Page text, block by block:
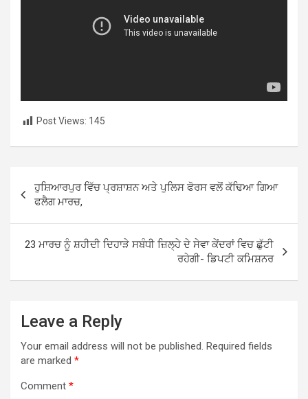
Post Views: 145
Post
navigation
ਹੁਸ਼ਿਆਰਪੁਰ ਵਿੱਚ ਪ੍ਰਸ਼ਾਸ਼ਨ ਅਤੇ ਪੁਲਿਸ ਫੋਰਸ ਵਲੋਂ ਕੱਢਿਆ ਗਿਆ
ਫਲੈਗ ਮਾਰਚ,
23 ਮਾਰਚ ਨੂੰ ਸ਼ਹੀਦੀ ਦਿਹਾੜੇ ਸਬੰਧੀ ਜ਼ਿਲ੍ਹੇ ਦੇ ਸੇਵਾ ਕੇਂਦਰਾਂ ਵਿਚ ਛੁੱਟੀ
ਰਹੇਗੀ- ਡਿਪਟੀ ਕਮਿਸ਼ਨਰ
Leave a Reply
Your email address will not be published. Required fields
are marked *
Comment *